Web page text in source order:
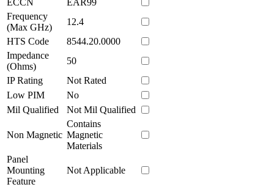
Frequency
(Max GHz)
12.4
HTS Code
8544.20.0000
Impedance
(Ohms)
50
IP Rating
Not Rated
Low PIM
No
Mil Qualified
Not Mil Qualified
Non Magnetic
Contains
Magnetic
Materials
Panel
Mounting
Feature
Not Applicable